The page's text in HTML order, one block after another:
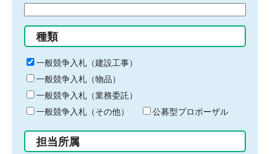
る
キ
ー
ワ
ー
ド
入
力
種類
一般競争入札（建設工事）
一般競争入札（物品）
一般競争入札（業務委託）
一般競争入札（その他）
公募型プロポーザル
担当所属